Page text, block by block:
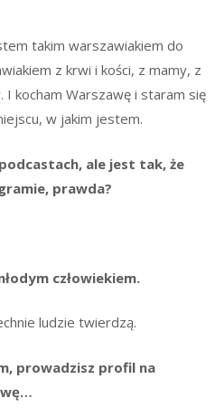
takim warszawiakiem do
z krwi i kości, z mamy, z
kocham Warszawę i staram się
w jakim jestem.
ale jest tak, że
prawda?
człowiekiem.
ludzie twierdzą.
prowadzisz profil na